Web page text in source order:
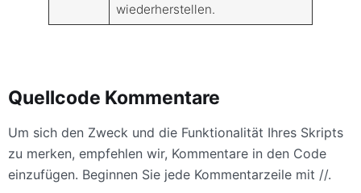
wiederherstellen.
Quellcode Kommentare
Um sich den Zweck und die Funktionalität Ihres Skripts
zu merken, empfehlen wir, Kommentare in den Code
einzufügen. Beginnen Sie jede Kommentarzeile mit //.